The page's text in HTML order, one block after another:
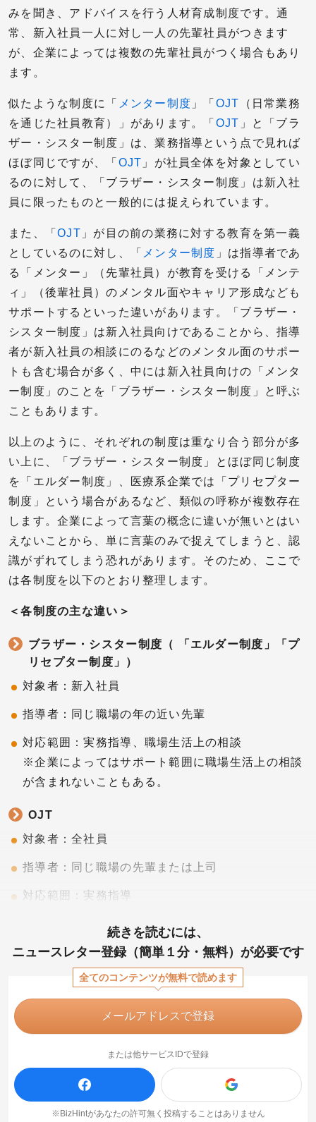
みを聞き、アドバイスを行う人材育成制度です。通
常、新入社員一人に対し一人の先輩社員がつきます
が、企業によっては複数の先輩社員がつく場合もあり
ます。
似たような制度に「 メンター制度 」「 OJT （日常業務
を通じた社員教育）」があります。「 OJT 」と「ブラ
ザー・シスター制度」は、業務指導という点で見れば
ほぼ同じですが、「 OJT 」が社員全体を対象としてい
るのに対して、「ブラザー・シスター制度」は新入社
員に限ったものと一般的には捉えられています。
また、「OJT 」が目の前の業務に対する教育を第一義
としているのに対し、「
メンター制度 」は指導者であ
る「メンター」（先輩社員）が教育を受ける「メンテ
ィ」（後輩社員）のメンタル面やキャリア形成なども
サポートするといった違いがあります。「ブラザー・
シスター制度」は新入社員向けであることから、指導
者が新入社員の相談にのるなどのメンタル面のサポー
トも含む場合が多く、中には新入社員向けの「メンタ
ー制度」のことを「ブラザー・シスター制度」と呼ぶ
こともあります。
以上のように、それぞれの制度は重なり合う部分が多
い上に、「ブラザー・シスター制度」とほぼ同じ制度
を「エルダー制度」、医療系企業では「プリセプター
制度」という場合があるなど、類似の呼称が複数存在
します。企業によって言葉の概念に違いが無いとはい
えないことから、単に言葉のみで捉えてしまうと、認
識がずれてしまう恐れがあります。そのため、ここで
は各制度を以下のとおり整理します。
＜各制度の主な違い＞
ブラザー・シスター制度（ 「エルダー制度」「プ
リセプター制度」）
対象者：新入社員
指導者：同じ職場の年の近い先輩
対応範囲：実務指導、職場生活上の相談
※企業によってはサポート範囲に職場生活上の相談
が含まれないこともある。
OJT
対象者：全社員
指導者：同じ職場の先輩または上司
対応範囲：実務指導
続きを読むには、
ニュースレター登録（簡単１分・無料）が必要です
全てのコンテンツが無料で読めます
メールアドレスで登録
または他サービスIDで登録
※BizHintがあなたの許可無く投稿することはありません